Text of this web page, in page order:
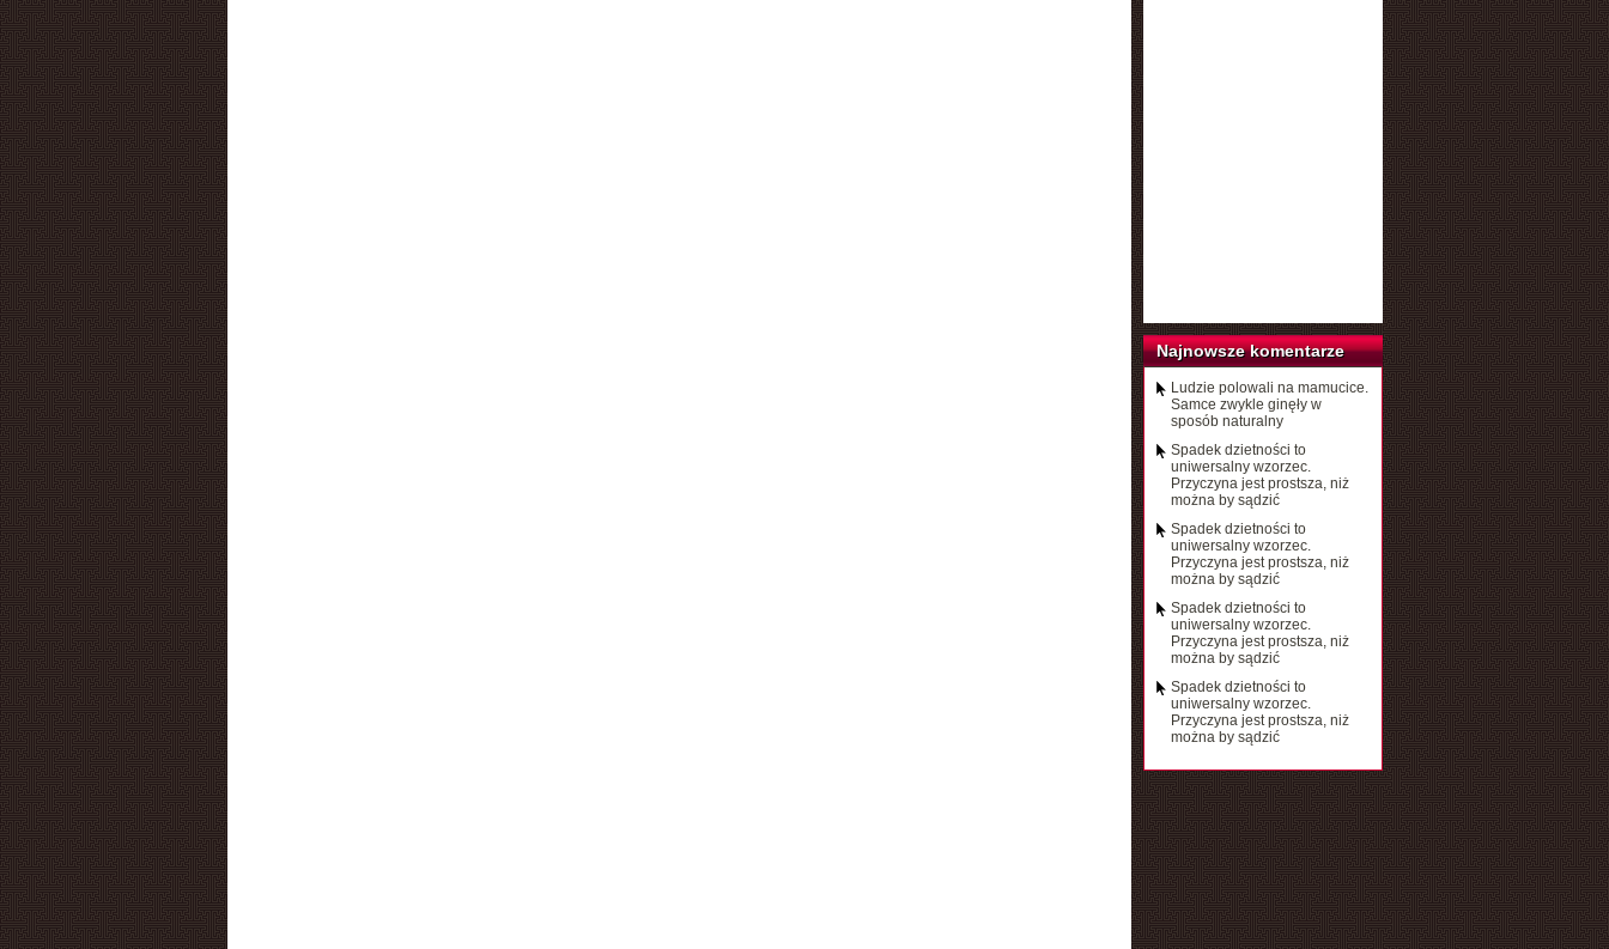
Najnowsze komentarze
Ludzie polowali na mamucice.
Samce zwykle ginęły w
sposób naturalny
Spadek dzietności to
uniwersalny wzorzec.
Przyczyna jest prostsza, niż
można by sądzić
Spadek dzietności to
uniwersalny wzorzec.
Przyczyna jest prostsza, niż
można by sądzić
Spadek dzietności to
uniwersalny wzorzec.
Przyczyna jest prostsza, niż
można by sądzić
Spadek dzietności to
uniwersalny wzorzec.
Przyczyna jest prostsza, niż
można by sądzić